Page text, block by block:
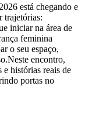
está chegando e
trajetórias:
iniciar na área de
feminina
o seu espaço,
encontro,
histórias reais de
portas no